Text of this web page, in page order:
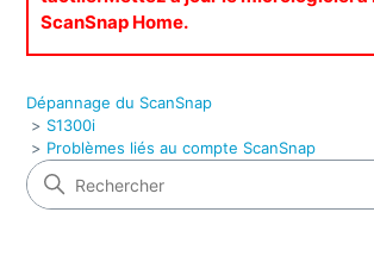
ScanSnap Home.
Dépannage du ScanSnap
S1300i
Problèmes liés au compte ScanSnap